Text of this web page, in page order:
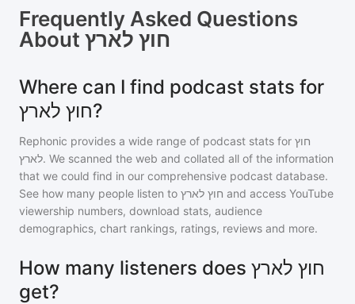
Frequently Asked Questions
About חוץ לארץ
Where can I find podcast stats for
חוץ לארץ?
Rephonic provides a wide range of podcast stats for חוץ
לארץ. We scanned the web and collated all of the information
that we could find in our comprehensive podcast database.
See how many people listen to חוץ לארץ and access YouTube
viewership numbers, download stats, audience
demographics, chart rankings, ratings, reviews and more.
How many listeners does חוץ לארץ
get?